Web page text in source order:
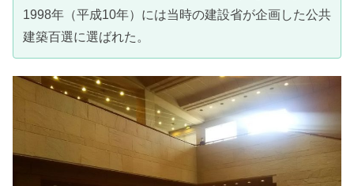
1998年（平成10年）には当時の建設省が企画した公共
建築百選に選ばれた。